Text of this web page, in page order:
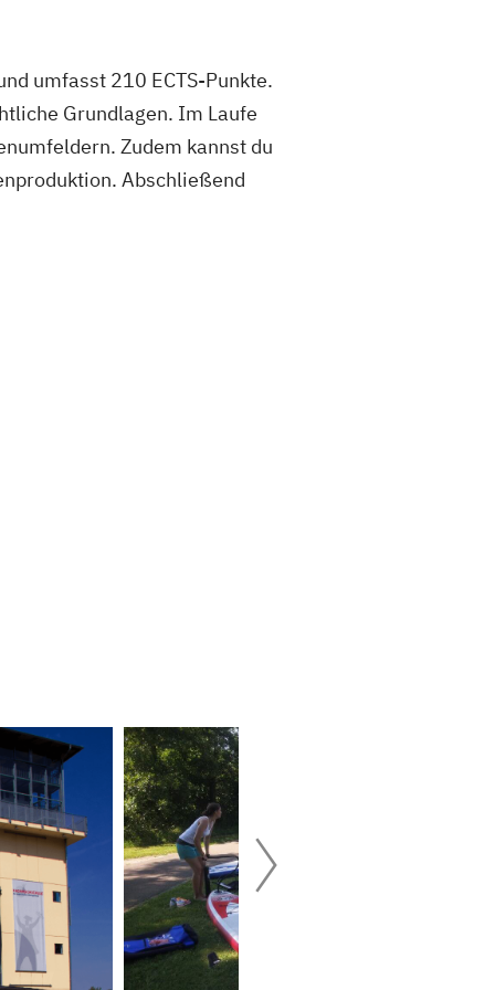
umfasst 210 ECTS-Punkte.
Grundlagen. Im Laufe
Zudem kannst du
Abschließend